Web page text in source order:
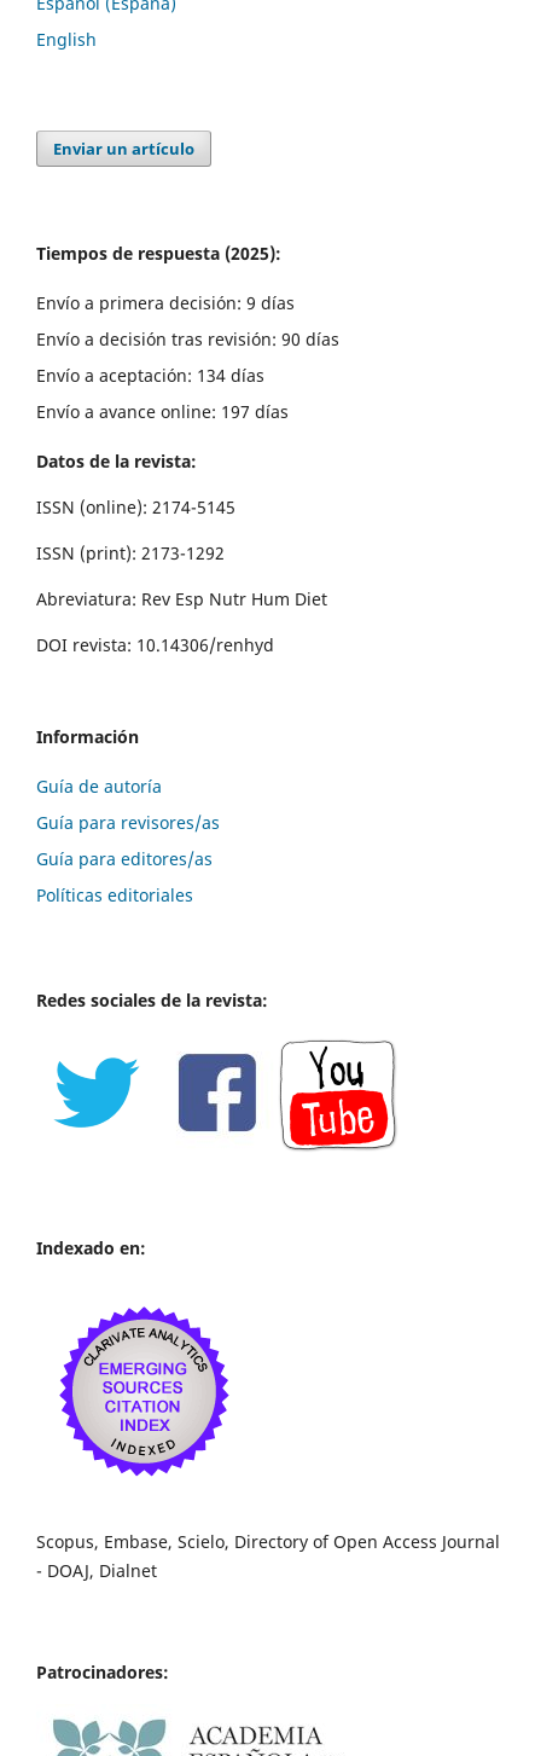
English
Enviar un artículo
Tiempos de respuesta (2025):
Envío a primera decisión: 9 días
Envío a decisión tras revisión: 90 días
Envío a aceptación: 134 días
Envío a avance online: 197 días
Datos de la revista:
ISSN (online): 2174-5145
ISSN (print): 2173-1292
Abreviatura: Rev Esp Nutr Hum Diet
DOI revista: 10.14306/renhyd
Información
Guía de autoría
Guía para revisores/as
Guía para editores/as
Políticas editoriales
Redes sociales de la revista:
Indexado en:
Scopus, Embase, Scielo, Directory of Open Access Journal
- DOAJ, Dialnet
Patrocinadores: